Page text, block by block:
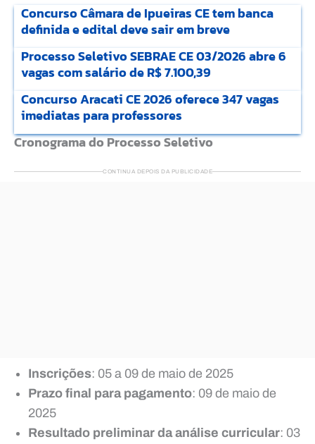
Concurso Câmara de Ipueiras CE tem banca
definida e edital deve sair em breve
Processo Seletivo SEBRAE CE 03/2026 abre 6
vagas com salário de R$ 7.100,39
Concurso Aracati CE 2026 oferece 347 vagas
imediatas para professores
Cronograma do Processo Seletivo
CONTINUA DEPOIS DA PUBLICIDADE
Inscrições: 05 a 09 de maio de 2025
Prazo final para pagamento: 09 de maio de
2025
Resultado preliminar da análise curricular: 03